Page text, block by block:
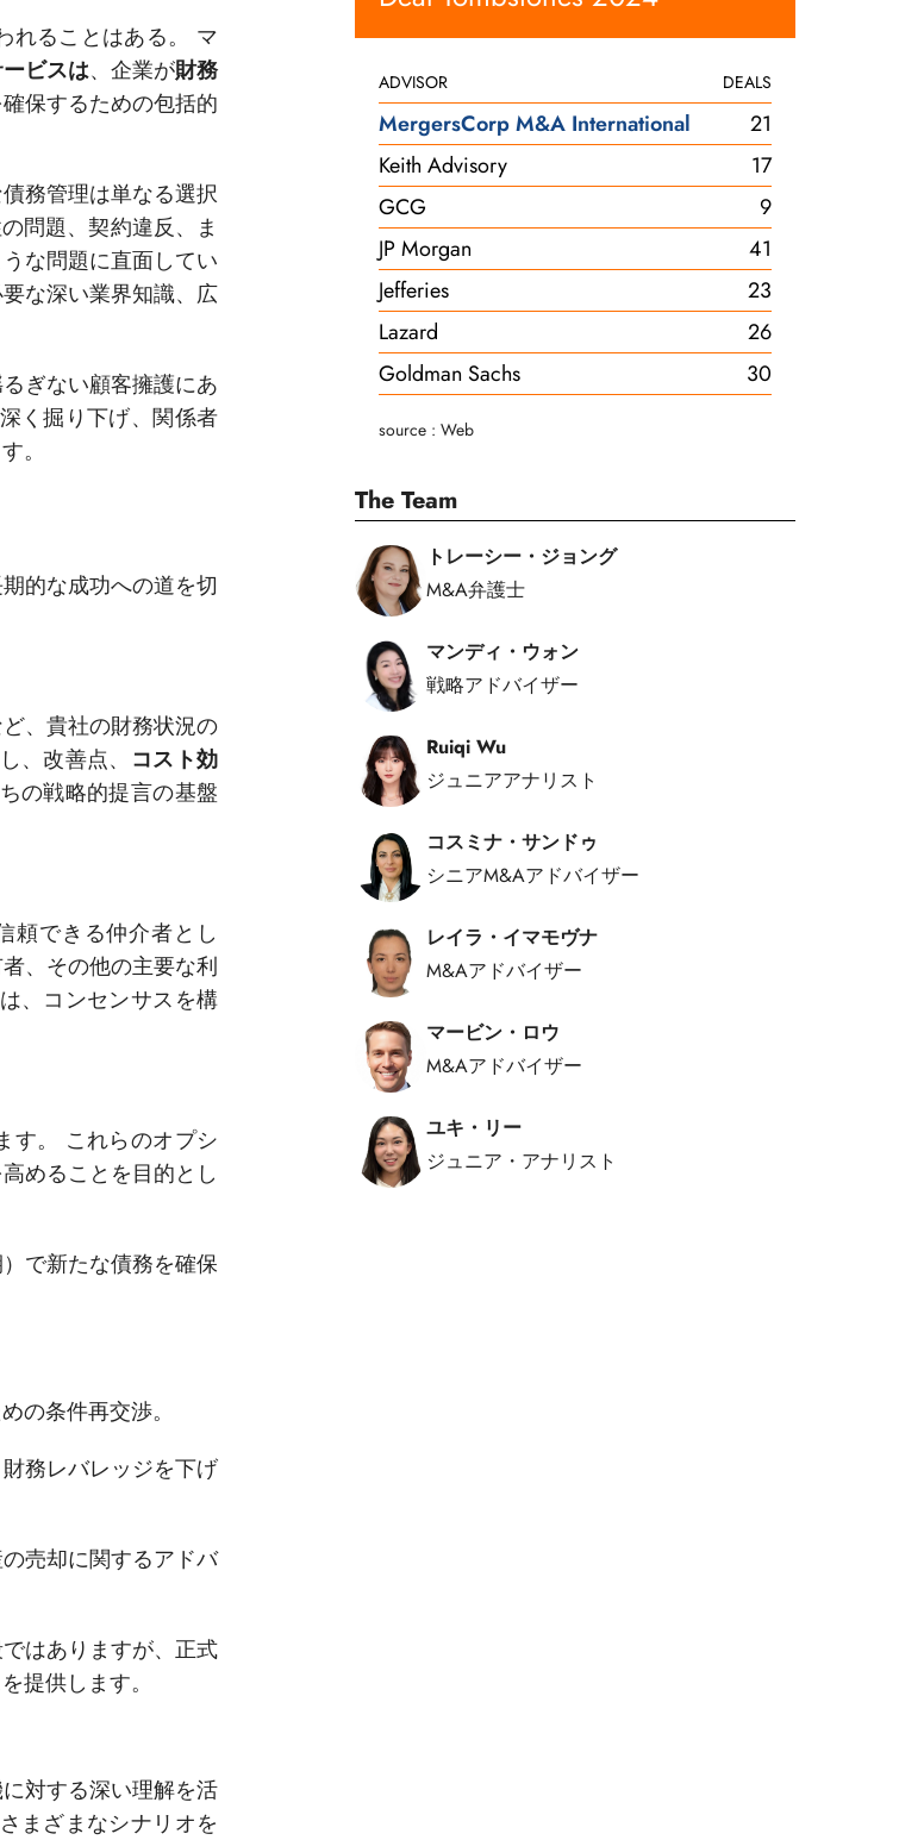
れることはある。 マ
ビスは、企業が財務
保するための包括的
務管理は単なる選択
問題、契約違反、ま
な問題に直面してい
な深い業界知識、広
ぎない顧客擁護にあ
く掘り下げ、関係者
。
的な成功への道を切
、貴社の財務状況の
、改善点、 コスト効
の戦略的提言の基盤
頼できる仲介者とし
、その他の主要な利
、コンセンサスを構
す。 これらのオプシ
めることを目的とし
で新たな債務を確保
の条件再交渉。
務レバレッジを下げ
売却に関するアドバ
はありますが、正式
提供します。
対する深い理解を活
まざまなシナリオを
ADVISOR DEALS
MergersCorp M&A International
21
Keith Advisory
17
GCG
9
JP Morgan
41
Jefferies
23
Lazard
26
Goldman Sachs
30
source : Web
The Team
トレーシー・ジョング
M&A弁護士
マンディ・ウォン
戦略アドバイザー
Ruiqi Wu
ジュニアアナリスト
コスミナ・サンドゥ
シニアM&Aアドバイザー
レイラ・イマモヴナ
M&Aアドバイザー
マービン・ロウ
M&Aアドバイザー
ユキ・リー
ジュニア・アナリスト